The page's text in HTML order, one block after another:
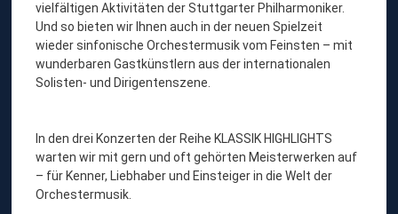
vielfältigen Aktivitäten der Stuttgarter Philharmoniker.
Und so bieten wir Ihnen auch in der neuen Spielzeit
wieder sinfonische Orchestermusik vom Feinsten – mit
wunderbaren Gastkünstlern aus der internationalen
Solisten- und Dirigentenszene.
In den drei Konzerten der Reihe KLASSIK HIGHLIGHTS
warten wir mit gern und oft gehörten Meisterwerken auf
– für Kenner, Liebhaber und Einsteiger in die Welt der
Orchestermusik.